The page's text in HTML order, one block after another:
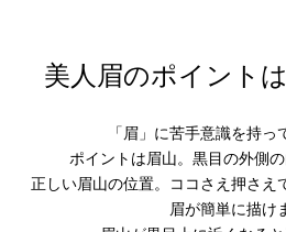
美人眉のポイント
「眉」に苦手意識を持っ
ポイントは眉山。黒目の外側の
正しい眉山の位置。ココさえ押さえ
眉が簡単に描け